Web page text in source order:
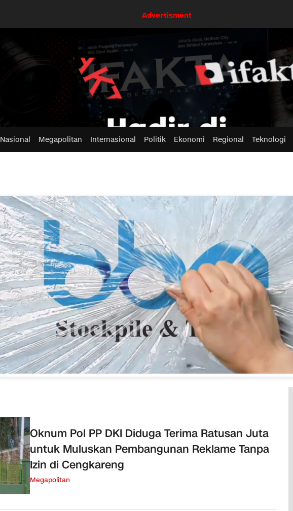
Advertisment
Nasional Megapolitan Internasional Politik Ekonomi Regional Teknologi
Oknum Pol PP DKI Diduga Terima Ratusan Juta
untuk Muluskan Pembangunan Reklame Tanpa
Izin di Cengkareng
Megapolitan